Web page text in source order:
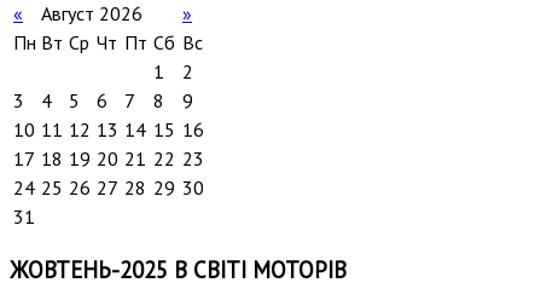
« Август 2026
»
Пн Вт Ср Чт Пт Сб Вс
1
2
3
4 5 6 7 8
9
10 11 12 13 14 15 16
17 18 19 20 21 22 23
24 25 26 27 28 29 30
31
ЖОВТЕНЬ-2025 В СВІТІ МОТОРІВ